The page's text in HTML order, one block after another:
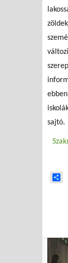
sajtó.